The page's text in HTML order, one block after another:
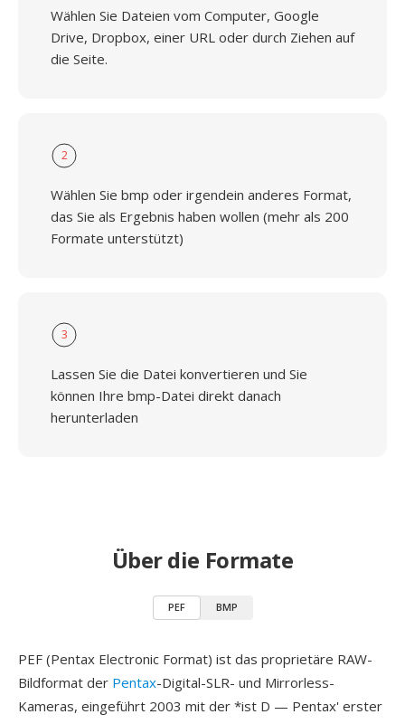
Wählen Sie Dateien vom Computer, Google
Drive, Dropbox, einer URL oder durch Ziehen auf
die Seite.
2
Wählen Sie bmp oder irgendein anderes Format,
das Sie als Ergebnis haben wollen (mehr als 200
Formate unterstützt)
3
Lassen Sie die Datei konvertieren und Sie
können Ihre bmp-Datei direkt danach
herunterladen
Über die Formate
PEF BMP
PEF (Pentax Electronic Format) ist das proprietäre RAW-
Bildformat der Pentax-Digital-SLR- und Mirrorless-
Kameras, eingeführt 2003 mit der *ist D — Pentax' erster